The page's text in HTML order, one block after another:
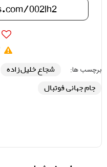
برچسب ها: شجاع خلیل زاده
جام جهانی فوتبال